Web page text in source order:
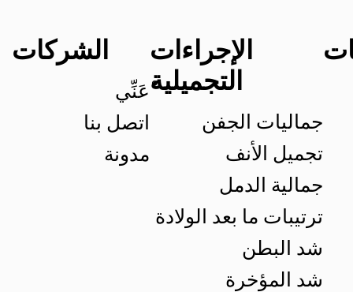
الشركات
ْعَنِّي
اتصل بنا
مدونة
الإجراءات
التجميلية
جماليات الجفن
تجميل الأنف
جمالية الدمل
ترتيبات ما بعد الولادة
شد البطن
شد المؤخرة